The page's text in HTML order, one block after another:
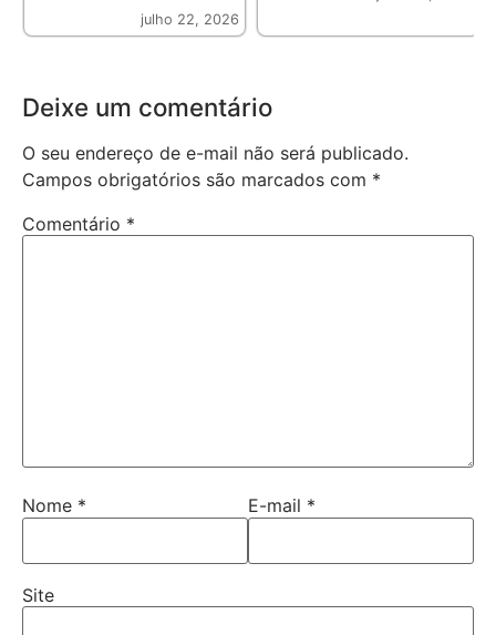
julho 22, 2026
Deixe um comentário
O seu endereço de e-mail não será publicado.
Campos obrigatórios são marcados com *
Comentário *
Nome * E-mail *
Site